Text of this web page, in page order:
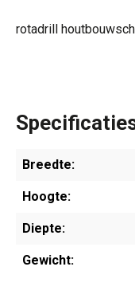
rotadrill
Breedte:
Hoogte:
Diepte:
Gewicht: